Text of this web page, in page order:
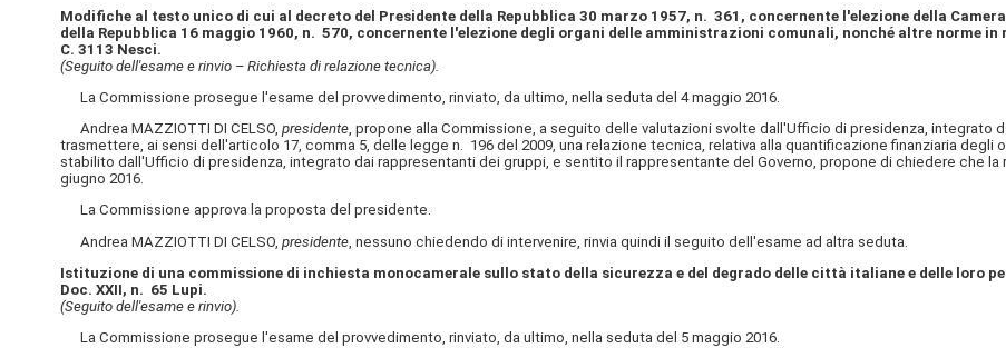
Modifiche al testo unico di cui al decreto del Presidente della Repubblica 30 marzo 1957, n. 361, concernente l'elezione della
della Repubblica 16 maggio 1960, n. 570, concernente l'elezione degli organi delle amministrazioni comunali, nonché altre norme
C. 3113 Nesci.
(Seguito dell'esame e rinvio – Richiesta di relazione tecnica).
La Commissione prosegue l'esame del provvedimento, rinviato, da ultimo, nella seduta del 4 maggio 2016.
Andrea MAZZIOTTI DI CELSO, presidente, propone alla Commissione, a seguito delle valutazioni svolte dall'Ufficio di presidenza, integrato
trasmettere, ai sensi dell'articolo 17, comma 5, delle legge n. 196 del 2009, una relazione tecnica, relativa alla quantificazione finanziaria
stabilito dall'Ufficio di presidenza, integrato dai rappresentanti dei gruppi, e sentito il rappresentante del Governo, propone di chiedere che
giugno 2016.
La Commissione approva la proposta del presidente.
Andrea MAZZIOTTI DI CELSO, presidente, nessuno chiedendo di intervenire, rinvia quindi il seguito dell'esame ad altra seduta.
Istituzione di una commissione di inchiesta monocamerale sullo stato della sicurezza e del degrado delle città italiane e delle loro
Doc. XXII, n. 65 Lupi.
(Seguito dell'esame e rinvio).
La Commissione prosegue l'esame del provvedimento, rinviato, da ultimo, nella seduta del 5 maggio 2016.